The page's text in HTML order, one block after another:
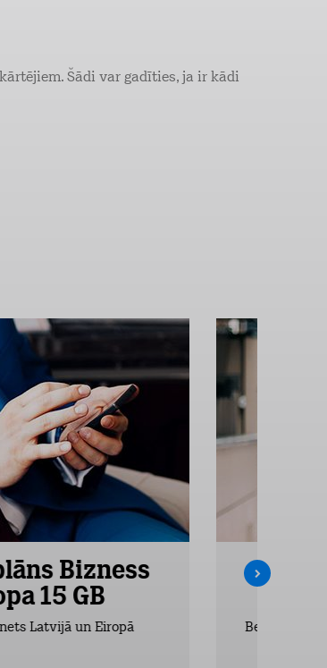
Šādi var gadīties, ja ir kādi
Bizness
15 GB
Latvijā un Eiropā Bezlimita